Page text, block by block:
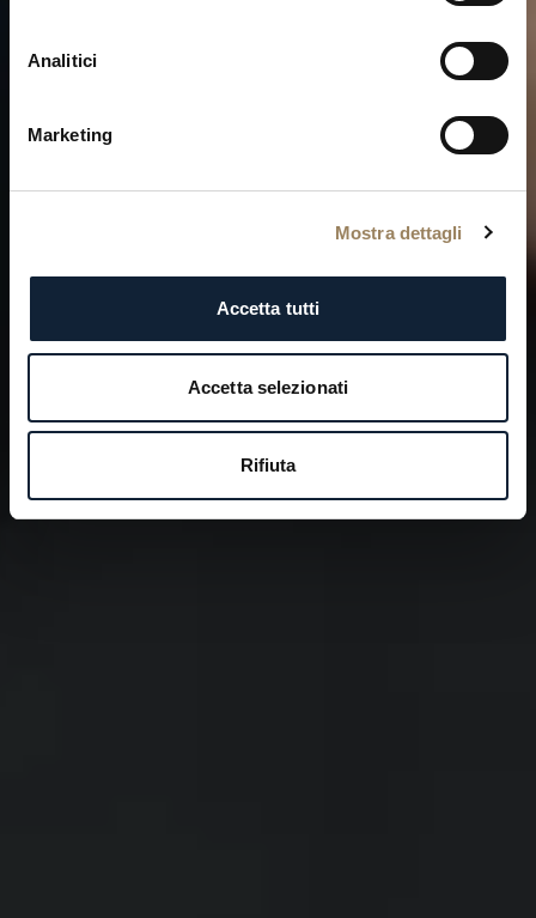
Analitici
Marketing
Mostra dettagli
Accetta tutti
Accetta selezionati
Rifiuta
La saga dell'icona Breguet